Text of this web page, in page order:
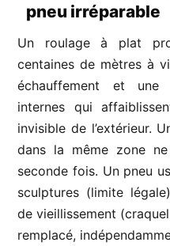
pneu irréparable
Un roulage à plat
centaines de mètres à
échauffement et une
internes qui
invisible de l’extérieur.
dans la même zone
seconde fois. Un pneu
sculptures (limite
de vieillissement
remplacé,